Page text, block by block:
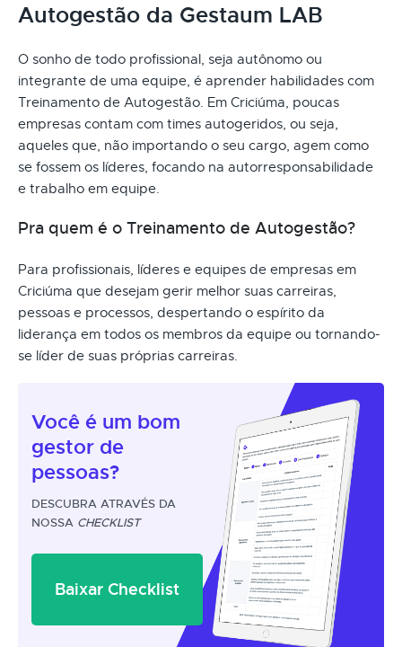
Autogestão da Gestaum LAB
O sonho de todo profissional, seja autônomo ou
integrante de uma equipe, é aprender habilidades com
Treinamento de Autogestão. Em Criciúma, poucas
empresas contam com times autogeridos, ou seja,
aqueles que, não importando o seu cargo, agem como
se fossem os líderes, focando na autorresponsabilidade
e trabalho em equipe.
Pra quem é o Treinamento de Autogestão?
Para profissionais, líderes e equipes de empresas em
Criciúma que desejam gerir melhor suas carreiras,
pessoas e processos, despertando o espírito da
liderança em todos os membros da equipe ou tornando-
se líder de suas próprias carreiras.
Você é um bom
gestor de
pessoas?
DESCUBRA ATRAVÉS DA
NOSSA CHECKLIST
Baixar Checklist